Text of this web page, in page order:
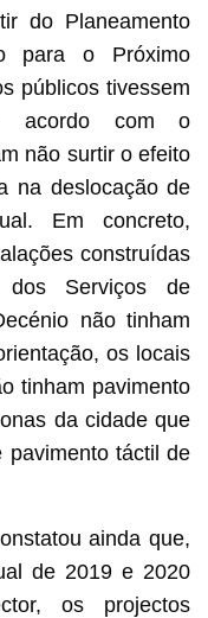
do Planeamento
para o Próximo
públicos tivessem
acordo com o
não surtir o efeito
na deslocação de
Em concreto,
construídas
dos Serviços de
não tinham
os locais
tinham pavimento
da cidade que
pavimento táctil de
ainda que,
de 2019 e 2020
os projectos